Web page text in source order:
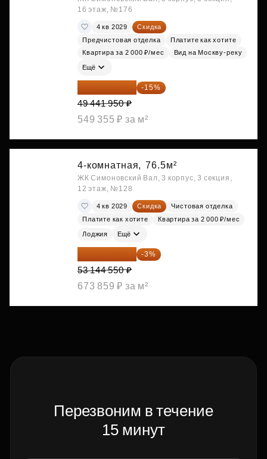
16 этаж, №176
4 кв 2029
Скидка
Предчистовая отделка
Платите как хотите
Квартира за 2 000 ₽/мес
Вид на Москву-реку
Ещё
42 025 658 ₽ -15%
49 441 950 ₽
549 355 ₽ за м²
4-комнатная, 76.5м²
ЖК Симоновский Вал, 3 корпус, 3 секция,
12 этаж, №128
4 кв 2029 Скидка
Чистовая отделка
Платите как хотите
Квартира за 2 000 ₽/мес
Лоджия Ещё
51 550 214 ₽ -3%
53 144 550 ₽
673 859 ₽ за м²
Перезвоним в течение
15 минут